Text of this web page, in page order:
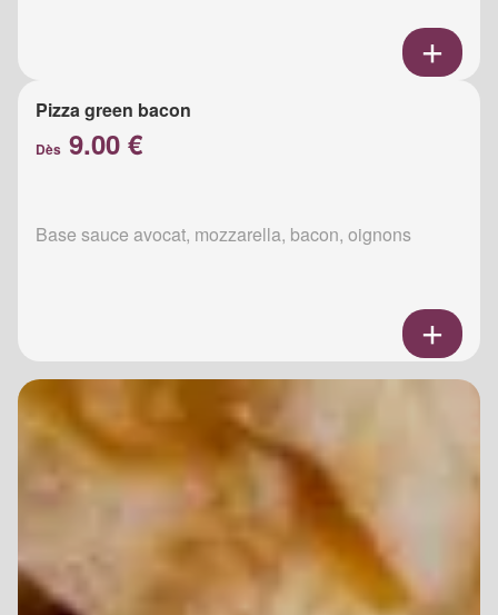
Pizza green bacon
Dès 9.00 €
Base sauce avocat, mozzarella, bacon, oignons